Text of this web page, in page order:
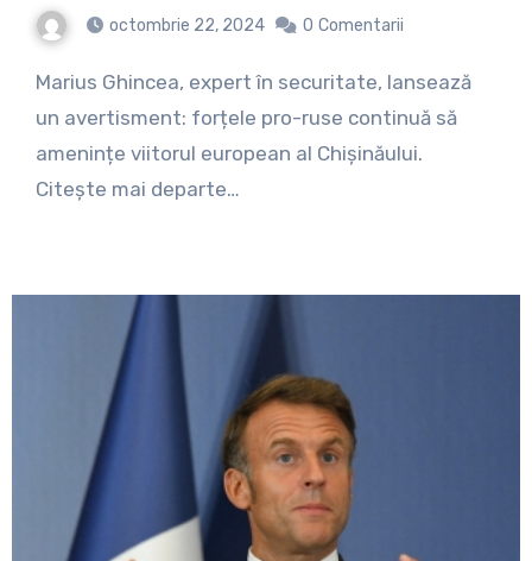
octombrie 22, 2024 0 Comentarii
Marius Ghincea, expert în securitate, lansează
un avertisment: forțele pro-ruse continuă să
amenințe viitorul european al Chișinăului.
Citește mai departe…